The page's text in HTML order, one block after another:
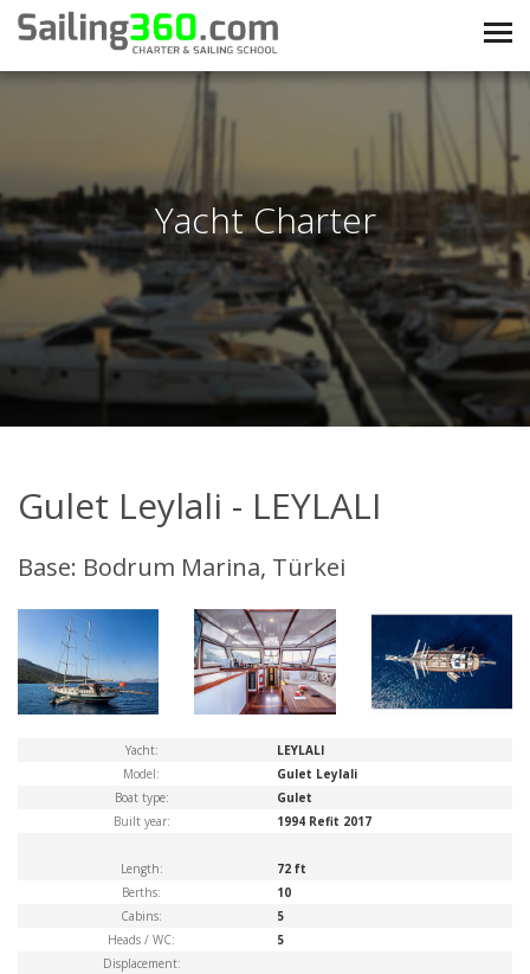
Yacht Charter
Gulet Leylali - LEYLALI
Base: Bodrum Marina, Türkei
Yacht:
LEYLALI
Model:
Gulet Leylali
Boat type:
Gulet
Built year:
1994 Refit 2017
Length:
72 ft
Berths:
10
Cabins:
5
Heads / WC:
5
Displacement: